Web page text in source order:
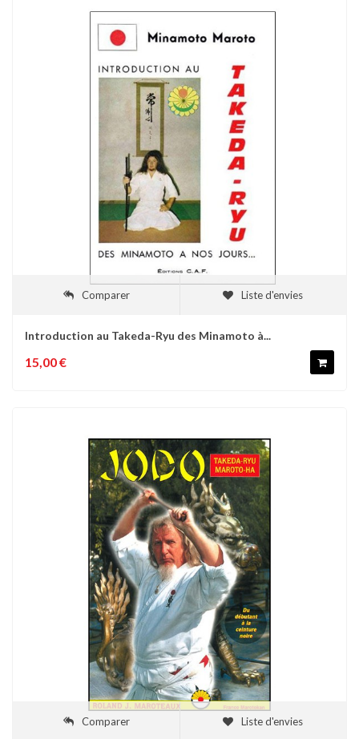
Comparer Liste d'envies
Introduction au Takeda-Ryu des Minamoto à...
15,00 €
Comparer Liste d'envies